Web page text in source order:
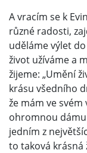
A vracím se k
různé radosti,
uděláme výlet
život užíváme a
žijeme: „Umění
krásu všedního
že mám ve
ohromnou
jedním z
to taková krásná